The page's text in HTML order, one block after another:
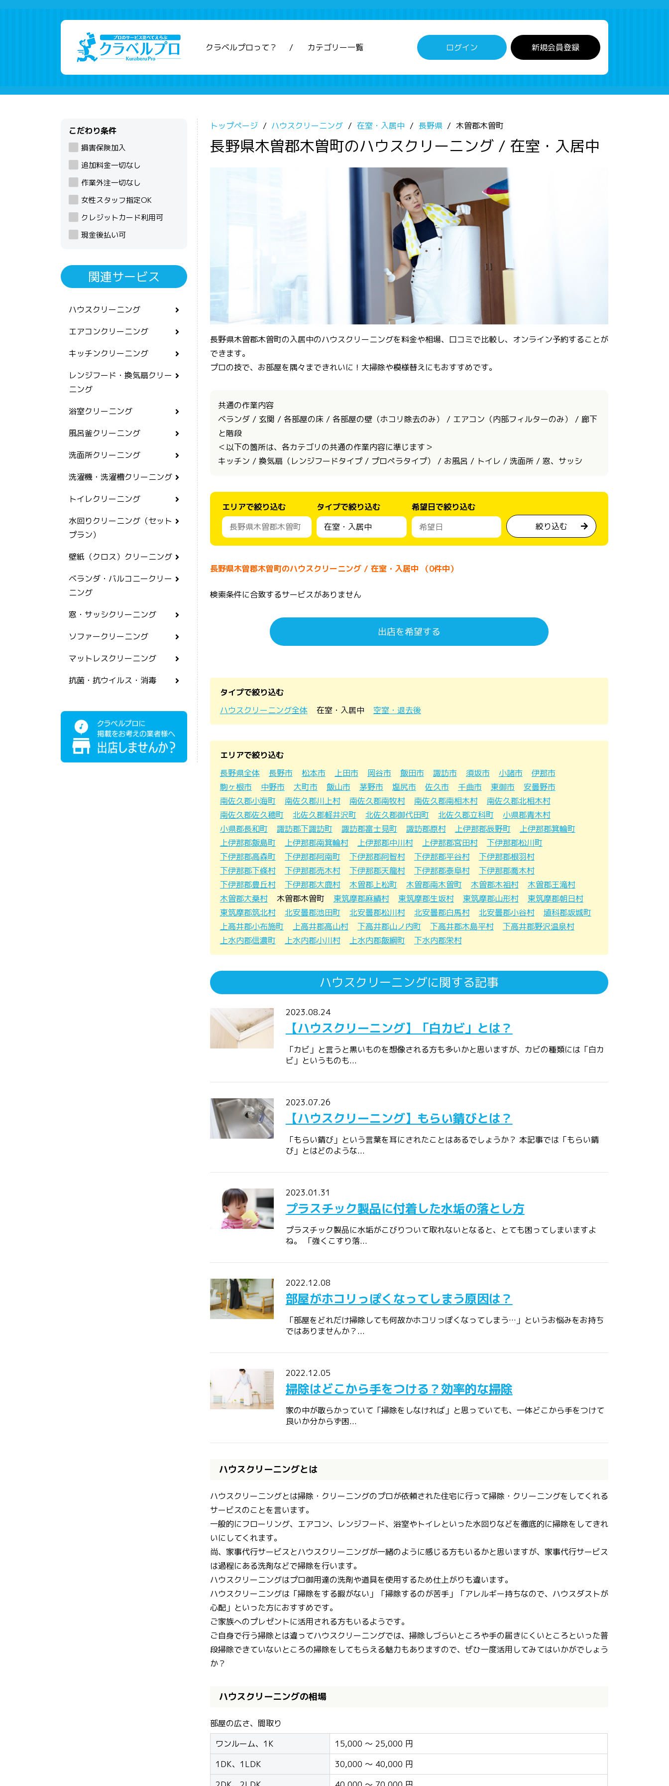
クラベルプロって？ カテゴリー一覧 ログイン 新規会員登録
トップページ ハウスクリーニング 在室・入居中 長野県 木曽郡木曽町
長野県木曽郡木曽町のハウスクリーニング / 在室・入居中
長野県木曽郡木曽町の入居中のハウスクリーニングを料金や相場、口コミで比較し、オンライン予約することが
できます。
プロの技で、お部屋を隅々まできれいに！大掃除や模様替えにもおすすめです。
共通の作業内容
ベランダ / 玄関 / 各部屋の床 / 各部屋の壁（ホコリ除去のみ） / エアコン（内部フィルターのみ） / 廊下
と階段
＜以下の箇所は、各カテゴリの共通の作業内容に準じます＞
キッチン / 換気扇（レンジフードタイプ / プロペラタイプ） / お風呂 / トイレ / 洗面所 / 窓、サッシ
エリアで絞り込む タイプで絞り込む
希望日で絞り込む
絞り込む
長野県木曽郡木曽町のハウスクリーニング / 在室・入居中 （0件中）
検索条件に合致するサービスがありません
出店を希望する
タイプで絞り込む
ハウスクリーニング全体
在室・入居中 空室・退去後
エリアで絞り込む
長野県全体
長野市 松本市 上田市 岡谷市 飯田市 諏訪市 須坂市 小諸市
伊那市
駒ヶ根市
中野市 大町市 飯山市 茅野市 塩尻市 佐久市 千曲市 東御市
安曇野市
南佐久郡小海町
南佐久郡川上村 南佐久郡南牧村 南佐久郡南相木村
南佐久郡北相木村
南佐久郡佐久穂町
北佐久郡軽井沢町 北佐久郡御代田町 北佐久郡立科町
小県郡青木村
小県郡長和町
諏訪郡下諏訪町 諏訪郡富士見町 諏訪郡原村 上伊那郡辰野町
上伊那郡箕輪町
上伊那郡飯島町
上伊那郡南箕輪村 上伊那郡中川村 上伊那郡宮田村
下伊那郡松川町
下伊那郡高森町
下伊那郡阿南町 下伊那郡阿智村 下伊那郡平谷村
下伊那郡根羽村
下伊那郡下條村
下伊那郡売木村 下伊那郡天龍村 下伊那郡泰阜村
下伊那郡喬木村
下伊那郡豊丘村
下伊那郡大鹿村 木曽郡上松町 木曽郡南木曽町 木曽郡木祖村
木曽郡王滝村
木曽郡大桑村
木曽郡木曽町 東筑摩郡麻績村 東筑摩郡生坂村 東筑摩郡山形村
東筑摩郡朝日村
東筑摩郡筑北村
北安曇郡池田町 北安曇郡松川村 北安曇郡白馬村 北安曇郡小谷村
埴科郡坂城町
上高井郡小布施町
上高井郡高山村 下高井郡山ノ内町 下高井郡木島平村
下高井郡野沢温泉村
上水内郡信濃町
上水内郡小川村 上水内郡飯綱町 下水内郡栄村
ハウスクリーニングに関する記事
2023.08.24
【ハウスクリーニング】「白カビ」とは？
「カビ」と言うと黒いものを想像される方も多いかと思いますが、カビの種類には「白カ
ビ」というものも...
2023.07.26
【ハウスクリーニング】もらい錆びとは？
「もらい錆び」という言葉を耳にされたことはあるでしょうか？ 本記事では「もらい錆
び」とはどのような...
2023.01.31
プラスチック製品に付着した水垢の落とし方
プラスチック製品に水垢がこびりついて取れないとなると、とても困ってしまいますよ
ね。 「強くこすり落...
2022.12.08
部屋がホコリっぽくなってしまう原因は？
「部屋をどれだけ掃除しても何故かホコリっぽくなってしまう…」というお悩みをお持ち
ではありませんか？...
2022.12.05
掃除はどこから手をつける？効率的な掃除
家の中が散らかっていて「掃除をしなければ」と思っていても、一体どこから手をつけて
良いか分からず困...
ハウスクリーニングとは
ハウスクリーニングとは掃除・クリーニングのプロが依頼された住宅に行って掃除・クリーニングをしてくれる
サービスのことを言います。
一般的にフローリング、エアコン、レンジフード、浴室やトイレといった水回りなどを徹底的に掃除をしてきれ
いにしてくれます。
尚、家事代行サービスとハウスクリーニングが一緒のように感じる方もいるかと思いますが、家事代行サービス
は過程にある洗剤などで掃除を行います。
ハウスクリーニングはプロ御用達の洗剤や道具を使用するため仕上がりも違います。
ハウスクリーニングは「掃除をする暇がない」「掃除するのが苦手」「アレルギー持ちなので、ハウスダストが
心配」といった方におすすめです。
ご家族へのプレゼントに活用される方もいるようです。
ご自身で行う掃除とは違ってハウスクリーニングでは、掃除しづらいところや手の届きにくいところといった普
段掃除できていないところの掃除をしてもらえる魅力もありますので、ぜひ一度活用してみてはいかがでしょう
か？
ハウスクリーニングの相場
部屋の広さ、間取り
ワンルーム、1K
15,000 ～ 25,000 円
1DK、1LDK
30,000 ～ 40,000 円
こだわり条件
損害保険加入
追加料金一切なし
作業外注一切なし
女性スタッフ指定OK
クレジットカード利用可
現金後払い可
関連サービス
ハウスクリーニング
エアコンクリーニング
キッチンクリーニング
レンジフード・換気扇クリー
ニング
浴室クリーニング
風呂釜クリーニング
洗面所クリーニング
洗濯機・洗濯槽クリーニング
トイレクリーニング
水回りクリーニング（セット
プラン）
壁紙（クロス）クリーニング
ベランダ・バルコニークリー
ニング
窓・サッシクリーニング
ソファークリーニング
マットレスクリーニング
抗菌・抗ウイルス・消毒